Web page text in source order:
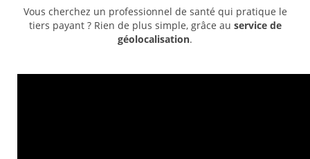
Vous cherchez un professionnel de santé qui pratique le
tiers payant ? Rien de plus simple, grâce au service de
géolocalisation.